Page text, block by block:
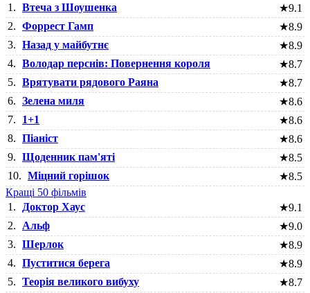
1. Втеча з Шоушенка ★9.1
2. Форрест Гамп ★8.9
3. Назад у майбутнє ★8.9
4. Володар перснів: Повернення короля ★8.7
5. Врятувати рядового Раяна ★8.7
6. Зелена миля ★8.6
7.
1+1 ★8.6
8. Піаніст ★8.6
9. Щоденник пам'яті ★8.5
10. Міцний горішок ★8.5
Кращі 50 фільмів
1.
Доктор Хаус ★9.1
2.
Альф ★9.0
3. Шерлок ★8.9
4. Пуститися берега ★8.9
5. Теорія великого вибуху ★8.7